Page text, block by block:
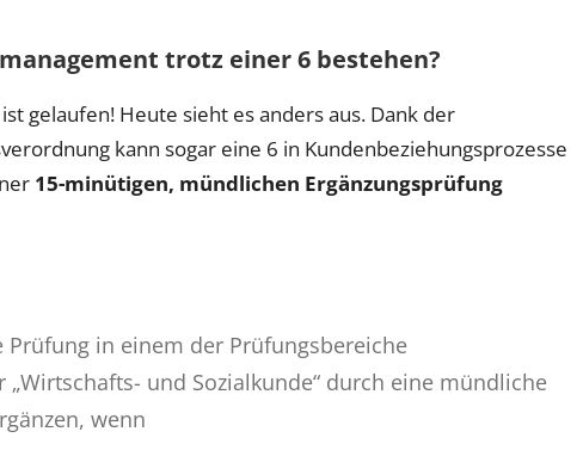
trotz einer 6 bestehen?
gelaufen! Heute sieht es anders aus. Dank der
kann sogar eine 6 in Kundenbeziehungsprozesse
15-minütigen, mündlichen Ergänzungsprüfung
Prüfung in einem der Prüfungsbereiche
„Wirtschafts- und Sozialkunde“ durch eine mündliche
wenn